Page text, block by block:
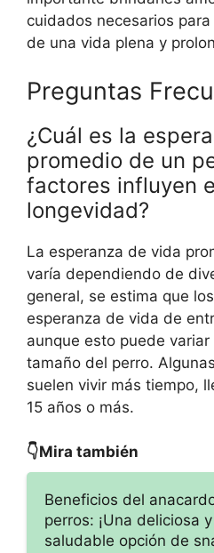
cuidados necesarios
de una vida plena y
Preguntas
¿Cuál es la
promedio de un
factores influyen
longevidad?
La esperanza de vida
varía dependiendo de
general, se estima que
esperanza de vida de
aunque esto puede
tamaño del perro.
suelen vivir más tiempo,
15 años o más.
👇Mira también
Beneficios del
perros: ¡Una deliciosa y
saludable opción de